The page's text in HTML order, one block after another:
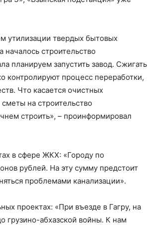
утилизации твердых бытовых
началось строительство
планируем запустить завод. Сжигать
контролируют процесс переработки,
Что касается очистных
на строительство
строить», – проинформировал
в сфере ЖКХ: «Городу по
рублей. На эту сумму предстоит
проблемами канализации».
проектах: «При въезде в Гагру, на
грузино-абхазской войны. К нам